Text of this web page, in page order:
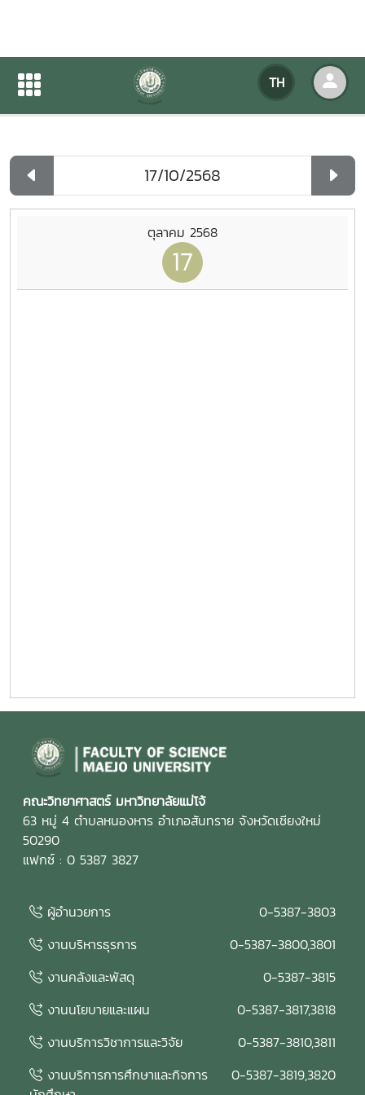
TH
ปฏิทินกิจกรรมของหน่วยงาน
ปฏิทินกิจกรรมของหน่วยงาน
ตุลาคม 2568
17
คณะวิทยาศาสตร์ มหาวิทยาลัยแม่โจ้
63 หมู่ 4 ตำบลหนองหาร อำเภอสันทราย จังหวัดเชียงใหม่
50290
แฟกซ์ : 0 5387 3827
ผู้อำนวยการ
0-5387-3803
งานบริหารธุรการ
0-5387-3800,3801
งานคลังและพัสดุ
0-5387-3815
งานนโยบายและแผน
0-5387-3817,3818
งานบริการวิชาการและวิจัย
0-5387-3810,3811
งานบริการการศึกษาและกิจการ
0-5387-3819,3820